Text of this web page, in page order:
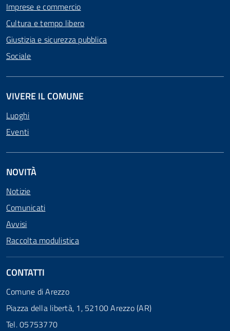
Imprese e commercio
Cultura e tempo libero
Giustizia e sicurezza pubblica
Sociale
VIVERE IL COMUNE
Luoghi
Eventi
NOVITÀ
Notizie
Comunicati
Avvisi
Raccolta modulistica
CONTATTI
Comune di Arezzo
Piazza della libertà, 1, 52100 Arezzo (AR)
Tel. 05753770